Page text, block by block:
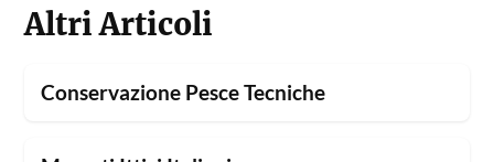
Altri Articoli
Conservazione Pesce Tecniche